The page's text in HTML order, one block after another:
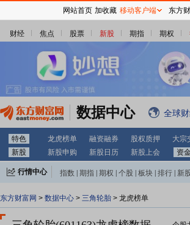
财经 焦点 股票 新股 期指 期权
数据中心 全球
特色 龙虎榜单 融资融券 股权质押 大宗
新股
新股申购 新股日历 新股上会 资
行情中心 指数 期指 期权 个股 板块 排行 新
东方财富网 > 数据中心 > 三角轮胎 > 龙虎榜单
网站首页 加收藏 移动客户端 东方